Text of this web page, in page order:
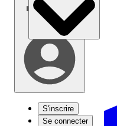
S'inscrire
Se connecter